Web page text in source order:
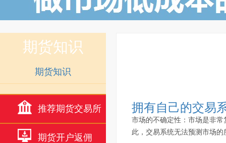
期货知识
期货知识
推荐期货交易所
期货开户返佣
拥有自己的交易
市场的不确定性：市场是非
此，交易系统无法预测市场